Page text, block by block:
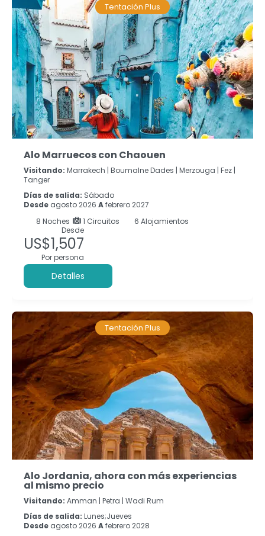
Tentación Plus
Alo Marruecos con Chaouen
Visitando: Marrakech | Boumalne Dades | Merzouga | Fez |
Tanger
Días de salida: Sábado
Desde agosto 2026 Afebrero 2027
8 Noches 1 Circuitos
6 Alojamientos
Desde
US$1,507
Por persona
Detalles
Tentación Plus
Alo Jordania, ahora con más experiencias
al mismo precio
Visitando: Amman | Petra | Wadi Rum
Días de salida: Lunes;Jueves
Desde agosto 2026 Afebrero 2028